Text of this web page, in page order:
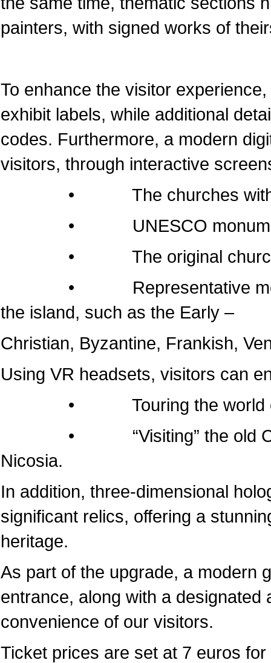
painters, with signed works of
To enhance the visitor
exhibit labels, while additional
codes. Furthermore, a modern
visitors, through interactive
• The churches within
• UNESCO
• The original churches
• Representative
the island, such as the Early –
Christian, Byzantine, Frankish,
Using VR headsets, visitors can
• Touring the world of
• “Visiting” the old
Nicosia.
In addition, three-dimensional
significant relics, offering a
heritage.
As part of the upgrade, a modern
entrance, along with a
convenience of our visitors.
Ticket prices are set at 7 euros